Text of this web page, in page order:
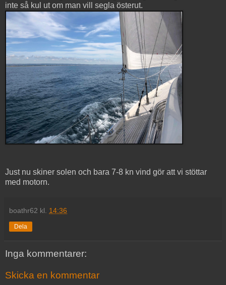
inte så kul ut om man vill segla österut.
Just nu skiner solen och bara 7-8 kn vind gör att vi stöttar
med motorn.
boathr62 kl. 14:36
Dela
Inga kommentarer:
Skicka en kommentar